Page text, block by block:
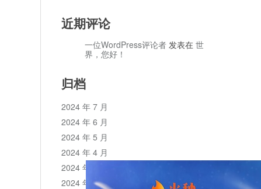
近期评论
一位WordPress评论者 发表在 世
界，您好！
归档
2024 年 7 月
2024 年 6 月
2024 年 5 月
2024 年 4 月
2024 年 3 月
2024 年 2 月